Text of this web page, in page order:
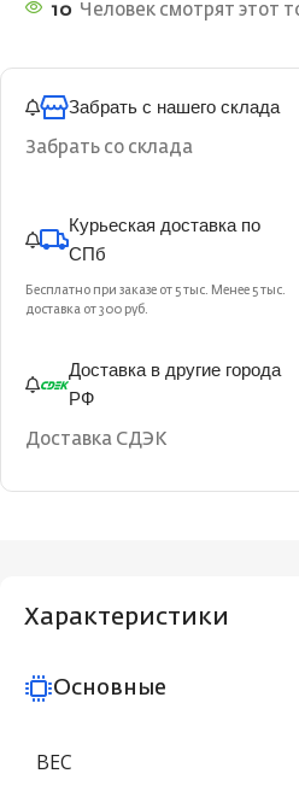
10 Человек смотрят этот
Забрать с нашего склада
Забрать со склада
Курьеская доставка по
СПб
Бесплатно при заказе от 5 тыс. Менее 5 тыс.
доставка от 300 руб.
Доставка в другие города
РФ
Доставка СДЭК
Характеристики
Основные
ВЕС